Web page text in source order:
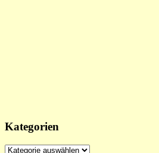
Kategorien
Kategorien